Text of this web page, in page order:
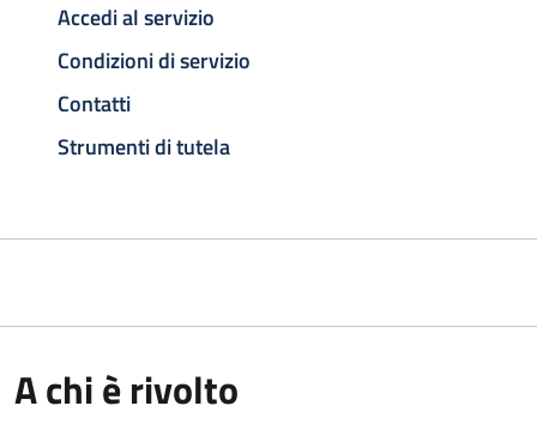
Accedi al servizio
Condizioni di servizio
Contatti
Strumenti di tutela
A chi è rivolto